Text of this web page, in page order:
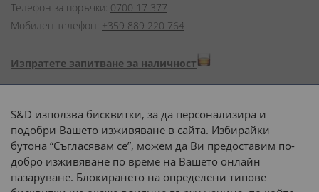
Телефон за поръчки: 0700 17 377
Мобилен телефон: +359 889 220 764
Изпратете запитване за наличност
Начини на плащане:
Доставка до адрес с:
S&D използва бисквитки, за да персонализира и
подобри Вашето изживяване в сайта. Избирайки
бутона “Съгласявам се”, можем да Ви предоставим по-
добро изживяване по време на Вашето онлайн
пазаруване. Блокирането на определени типове